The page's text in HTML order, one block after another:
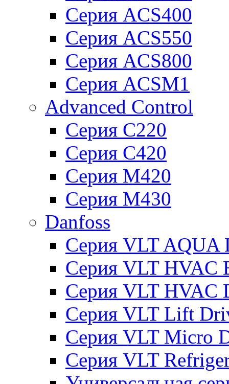
Серия ACS400
Серия ACS550
Серия ACS800
Серия ACSM1
Advanced Control
Серия C220
Серия C420
Серия M420
Серия M430
Danfoss
Серия VLT AQUA
Серия VLT HVAC
Серия VLT HVAC
Серия VLT Lift
Серия VLT Micro
Серия VLT